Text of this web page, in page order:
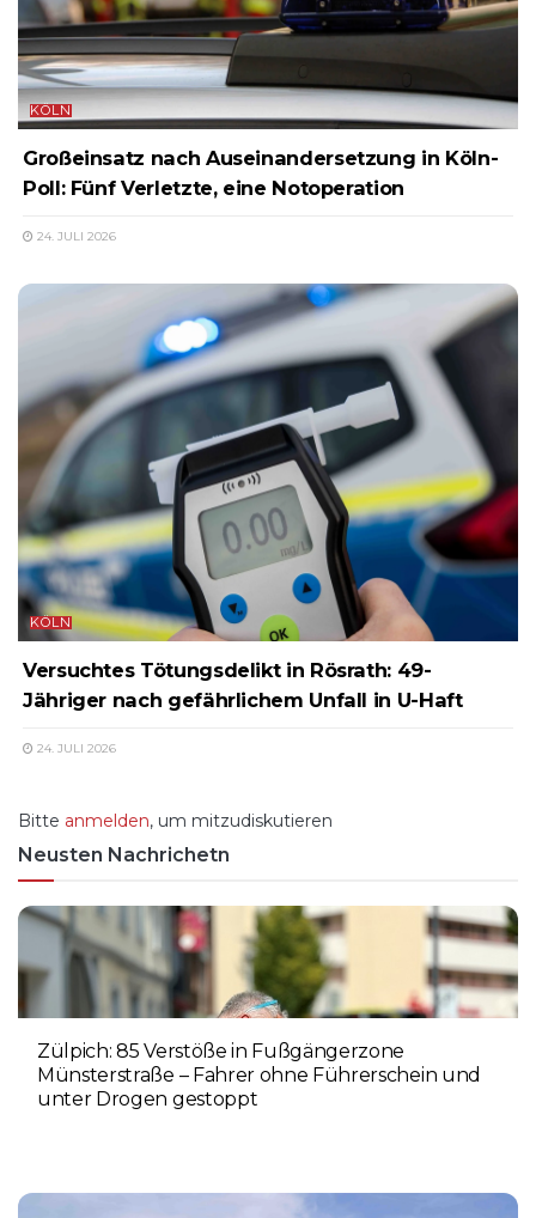
KÖLN
Großeinsatz nach Auseinandersetzung in Köln-
Poll: Fünf Verletzte, eine Notoperation
24. JULI 2026
KÖLN
Versuchtes Tötungsdelikt in Rösrath: 49-
Jähriger nach gefährlichem Unfall in U-Haft
24. JULI 2026
Bitte anmelden, um mitzudiskutieren
Neusten Nachrichetn
Zülpich: 85 Verstöße in Fußgängerzone
Münsterstraße – Fahrer ohne Führerschein und
unter Drogen gestoppt